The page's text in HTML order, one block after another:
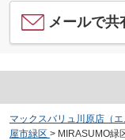
メールで共
マックスバリュ川原店（エ
屋市緑区 > MIRASUMO緑